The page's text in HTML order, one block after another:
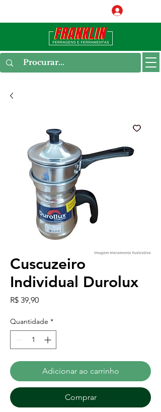
Cuscuzeiro
Individual Durolux
R$ 39,90Preço
Quantidade *
Adicionar ao carrinho
Comprar